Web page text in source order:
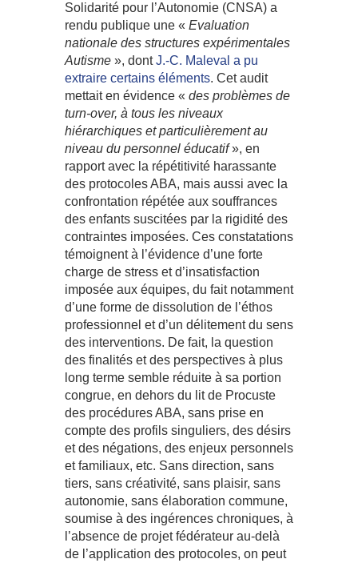
Solidarité pour l’Autonomie (CNSA) a
rendu publique une « Evaluation
nationale des structures expérimentales
Autisme», dontJ.-C. Maleval a pu
extraire certains éléments. Cet audit
mettait en évidence « des problèmes de
turn-over, à tous les niveaux
hiérarchiques et particulièrement au
niveau du personnel éducatif», en
rapport avec la répétitivité harassante
des protocoles ABA, mais aussi avec la
confrontation répétée aux souffrances
des enfants suscitées par la rigidité des
contraintes imposées. Ces constatations
témoignent à l’évidence d’une forte
charge de stress et d’insatisfaction
imposée aux équipes, du fait notamment
d’une forme de dissolution de l’éthos
professionnel et d’un délitement du sens
des interventions. De fait, la question
des finalités et des perspectives à plus
long terme semble réduite à sa portion
congrue, en dehors du lit de Procuste
des procédures ABA, sans prise en
compte des profils singuliers, des désirs
et des négations, des enjeux personnels
et familiaux, etc. Sans direction, sans
tiers, sans créativité, sans plaisir, sans
autonomie, sans élaboration commune,
soumise à des ingérences chroniques, à
l’absence de projet fédérateur au-delà
de l’application des protocoles, on peut